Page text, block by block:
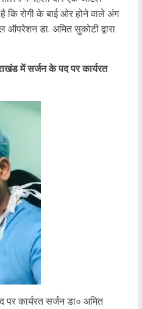
रोगी के बाई ओर होने वाले अंग
डा. अमित सुकोटी द्वारा
में सर्जन के पद पर कार्यरत
कार्यरत सर्जन डा० अमित